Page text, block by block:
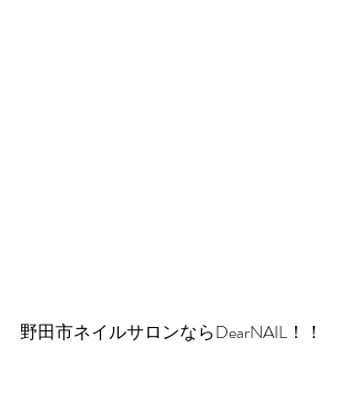
野田市ネイルサロンならDearNAIL！！